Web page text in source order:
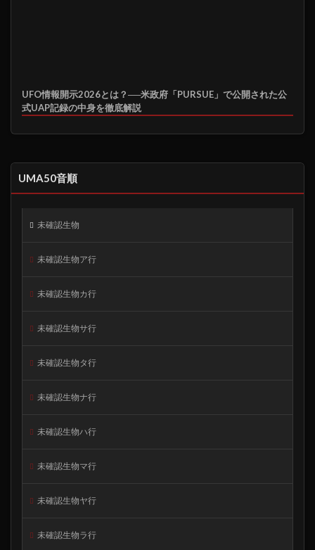
UFO情報開示2026とは？──米政府「PURSUE」で公開された公
式UAP記録の中身を徹底解説
UMA50音順
未確認生物
未確認生物ア行
未確認生物カ行
未確認生物サ行
未確認生物タ行
未確認生物ナ行
未確認生物ハ行
未確認生物マ行
未確認生物ヤ行
未確認生物ラ行